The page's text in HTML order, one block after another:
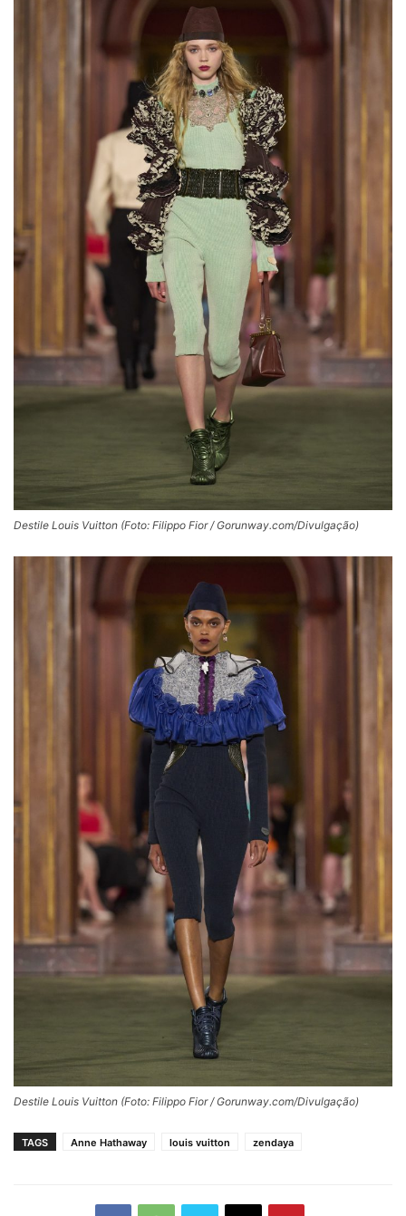
Destile Louis Vuitton (Foto: Filippo Fior / Gorunway.com/Divulgação)
Destile Louis Vuitton (Foto: Filippo Fior / Gorunway.com/Divulgação)
TAGS Anne Hathaway louis vuitton zendaya